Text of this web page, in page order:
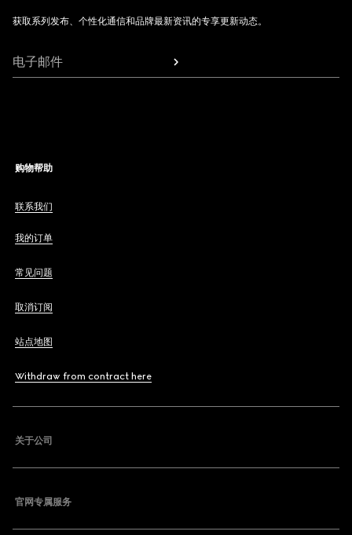
获取系列发布、个性化通信和品牌最新资讯的专享更新动态。
电子邮件
购物帮助
联系我们
我的订单
常见问题
取消订阅
站点地图
Withdraw from contract here
关于公司
官网专属服务